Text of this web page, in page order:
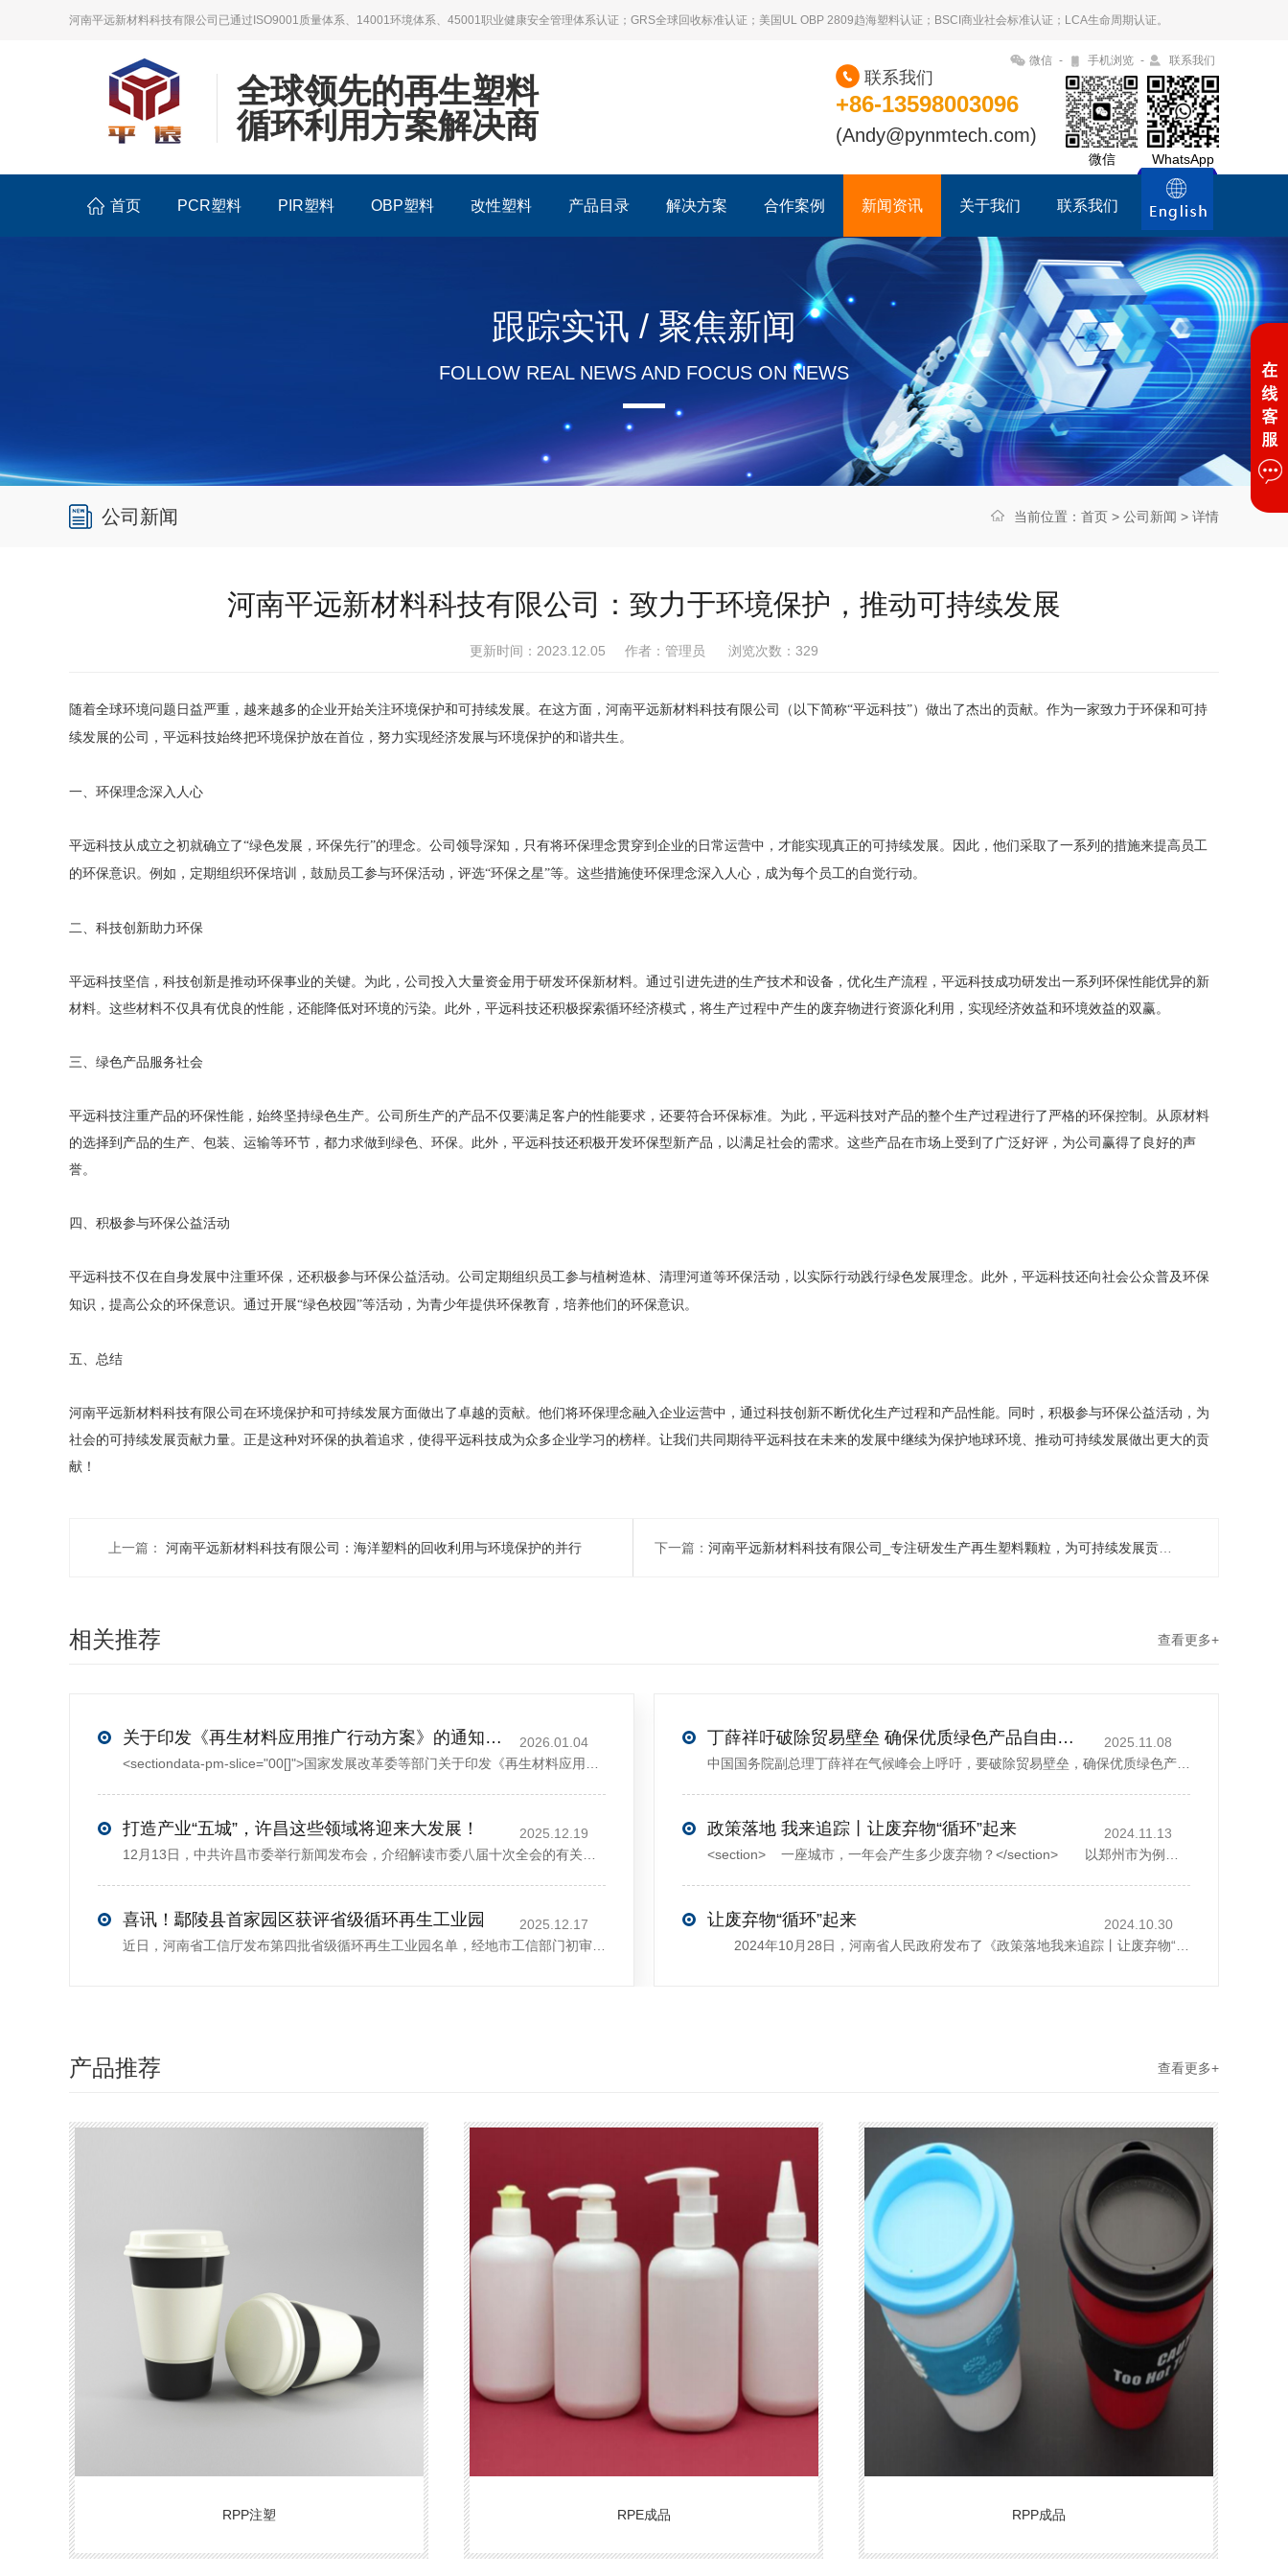
河南平远新材料科技有限公司已通过ISO9001质量体系、14001环境体系、45001职业健康安全管理体系认证；GRS全球回收标准认证；美国UL OBP 2809趋海塑料认证；BSCI商业社会标准认证；LCA生命周期认证。
微信 - 手机浏览 - 联系我们
全球领先的再生塑料
循环利用方案解决商
+86-13598003096
(Andy@pynmtech.com)
联系我们
微信 WhatsApp
首页 PCR塑料 PIR塑料 OBP塑料 改性塑料 产品目录 解决方案 合作案例 新闻资讯 关于我们 联系我们
跟踪实讯 / 聚焦新闻
FOLLOW REAL NEWS AND FOCUS ON NEWS
公司新闻 当前位置： 首页 > 公司新闻 > 详情
河南平远新材料科技有限公司：致力于环境保护，推动可持续发展
更新时间：2023.12.05 作者：管理员 浏览次数： 329
随着全球环境问题日益严重，越来越多的企业开始关注环境保护和可持续发展。在这方面，河南平远新材料科技有限公司（以下简称“平远科技”）做出了杰出的贡献。作为一家致力于环保和可持
续发展的公司，平远科技始终把环境保护放在首位，努力实现经济发展与环境保护的和谐共生。
一、环保理念深入人心
平远科技从成立之初就确立了“绿色发展，环保先行”的理念。公司领导深知，只有将环保理念贯穿到企业的日常运营中，才能实现真正的可持续发展。因此，他们采取了一系列的措施来提高员工
的环保意识。例如，定期组织环保培训，鼓励员工参与环保活动，评选“环保之星”等。这些措施使环保理念深入人心，成为每个员工的自觉行动。
二、科技创新助力环保
平远科技坚信，科技创新是推动环保事业的关键。为此，公司投入大量资金用于研发环保新材料。通过引进先进的生产技术和设备，优化生产流程，平远科技成功研发出一系列环保性能优异的新
材料。这些材料不仅具有优良的性能，还能降低对环境的污染。此外，平远科技还积极探索循环经济模式，将生产过程中产生的废弃物进行资源化利用，实现经济效益和环境效益的双赢。
三、绿色产品服务社会
平远科技注重产品的环保性能，始终坚持绿色生产。公司所生产的产品不仅要满足客户的性能要求，还要符合环保标准。为此，平远科技对产品的整个生产过程进行了严格的环保控制。从原材料
的选择到产品的生产、包装、运输等环节，都力求做到绿色、环保。此外，平远科技还积极开发环保型新产品，以满足社会的需求。这些产品在市场上受到了广泛好评，为公司赢得了良好的声
誉。
四、积极参与环保公益活动
平远科技不仅在自身发展中注重环保，还积极参与环保公益活动。公司定期组织员工参与植树造林、清理河道等环保活动，以实际行动践行绿色发展理念。此外，平远科技还向社会公众普及环保
知识，提高公众的环保意识。通过开展“绿色校园”等活动，为青少年提供环保教育，培养他们的环保意识。
五、总结
河南平远新材料科技有限公司在环境保护和可持续发展方面做出了卓越的贡献。他们将环保理念融入企业运营中，通过科技创新不断优化生产过程和产品性能。同时，积极参与环保公益活动，为
社会的可持续发展贡献力量。正是这种对环保的执着追求，使得平远科技成为众多企业学习的榜样。让我们共同期待平远科技在未来的发展中继续为保护地球环境、推动可持续发展做出更大的贡
献！
上一篇： 河南平远新材料科技有限公司：海洋塑料的回收利用与环境保护的并行 下一篇：河南平远新材料科技有限公司_专注研发生产再生塑料颗粒，为可持续发展贡献力量
相关推荐 查看更多+
关于印发《再生材料应用推广行动方案》的通知(发改环资〔2025〕1681号)
2026.01.04
打造产业“五城”，许昌这些领域将迎来大发展！
2025.12.19
喜讯！鄢陵县首家园区获评省级循环再生工业园
2025.12.17
丁薛祥吁破除贸易壁垒 确保优质绿色产品自由流通
2025.11.08
政策落地 我来追踪丨让废弃物“循环”起来
2024.11.13
让废弃物“循环”起来
2024.10.30
产品推荐 查看更多+
RPP注塑 RPE成品 RPP成品